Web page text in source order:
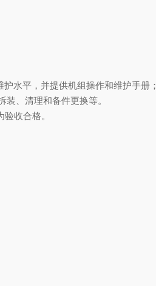
水平，并提供机组操作和维护手册；
装、清理和备件更换等。
收合格。